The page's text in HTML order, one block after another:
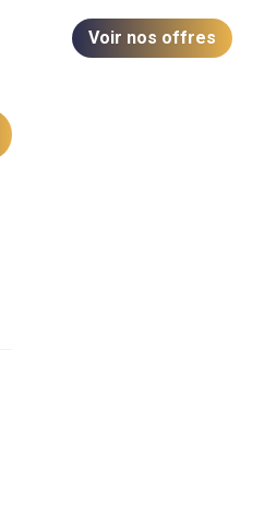
Voir nos offres